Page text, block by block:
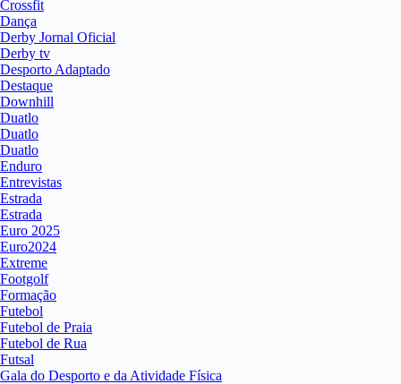
Crossfit
Dança
Derby Jornal Oficial
Derby tv
Desporto Adaptado
Destaque
Downhill
Duatlo
Duatlo
Duatlo
Enduro
Entrevistas
Estrada
Estrada
Euro 2025
Euro2024
Extreme
Footgolf
Formação
Futebol
Futebol de Praia
Futebol de Rua
Futsal
Gala do Desporto e da Atividade Física